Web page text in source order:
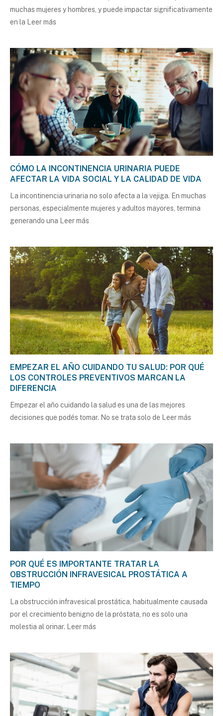
muchas mujeres y hombres, y puede impactar significativamente
en la
Leer más
CÓMO LA INCONTINENCIA URINARIA PUEDE
AFECTAR LA VIDA SOCIAL Y LA CALIDAD DE VIDA
La incontinencia urinaria no solo afecta a la vejiga. En muchas
personas, especialmente mujeres y adultos mayores, termina
generando una
Leer más
EMPEZAR EL AÑO CUIDANDO TU SALUD: POR QUÉ
LOS CONTROLES PREVENTIVOS MARCAN LA
DIFERENCIA
Empezar el año cuidando la salud es una de las mejores
decisiones que podés tomar. No se trata solo de
Leer más
POR QUÉ ES IMPORTANTE TRATAR LA
OBSTRUCCIÓN INFRAVESICAL PROSTÁTICA A
TIEMPO
La obstrucción infravesical prostática, habitualmente causada
por el crecimiento benigno de la próstata, no es solo una
molestia al orinar.
Leer más